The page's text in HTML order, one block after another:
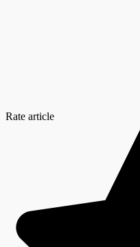
Rate article